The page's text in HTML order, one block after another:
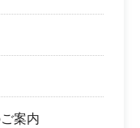
案内